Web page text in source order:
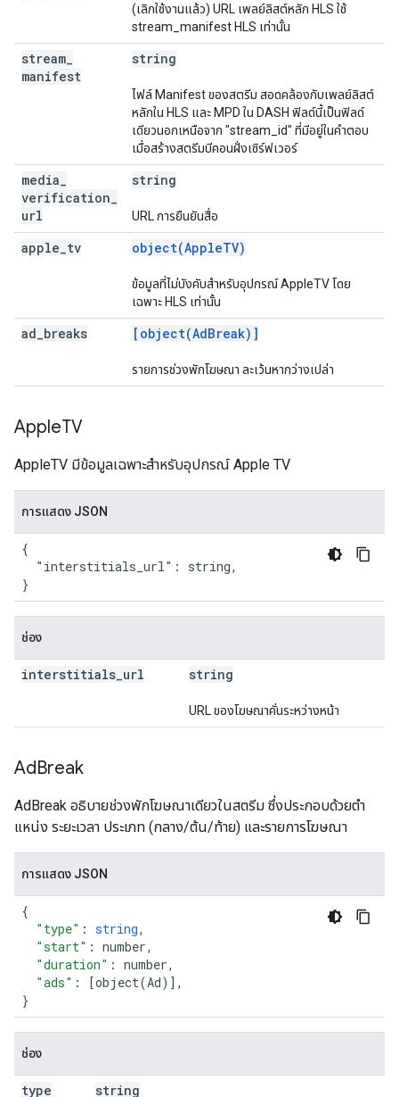
(เลิกใช้งานแล้ว) URL เพลย์ลิสต์หลัก HLS ใช้
stream_manifest HLS เท่านั้น
stream
manifest
string
ไฟล์ Manifest ของสตรีม สอดคล้องกับเพลย์ลิสต์
หลักใน HLS และ MPD ใน DASH ฟิลด์นี้เป็นฟิลด์
เดียวนอกเหนือจาก "stream_id" ที่มีอยู่ในคำตอบ
เมื่อสร้างสตรีมบีคอนฝั่งเซิร์ฟเวอร์
media
verification
url
string
URL การยืนยันสื่อ
apple tv object(AppleTV)
ข้อมูลที่ไม่บังคับสำหรับอุปกรณ์ AppleTV โดย
เฉพาะ HLS เท่านั้น
ad breaks [object(AdBreak)]
รายการช่วงพักโฆษณา ละเว้นหากว่างเปล่า
AppleTV
AppleTV มีข้อมูลเฉพาะสำหรับอุปกรณ์ Apple TV
การแสดง JSON
{
  "interstitials_url": string,
}
ช่อง
interstitials url string
URL ของโฆษณาคั่นระหว่างหน้า
AdBreak
AdBreak อธิบายช่วงพักโฆษณาเดียวในสตรีม ซึ่งประกอบด้วยตํา
แหน่ง ระยะเวลา ประเภท (กลาง/ต้น/ท้าย) และรายการโฆษณา
การแสดง JSON
{
"type" : string,
"start" : number,
"duration" : number,
"ads" : [object(Ad)],
}
ช่อง
type string